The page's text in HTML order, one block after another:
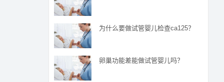
为什么要做试管婴儿检查ca125？
卵巢功能差能做试管婴儿吗？